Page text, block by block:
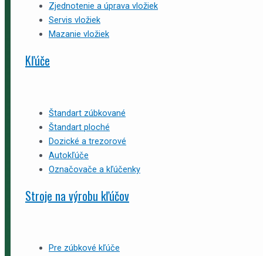
Zjednotenie a úprava vložiek
Servis vložiek
Mazanie vložiek
Kľúče
Štandart zúbkované
Štandart ploché
Dozické a trezorové
Autokľúče
Označovače a kľúčenky
Stroje na výrobu kľúčov
Pre zúbkové kľúče